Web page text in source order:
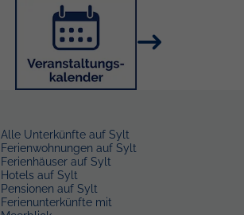
Alle Unterkünfte auf Sylt
Ferienwohnungen auf Sylt
Ferienhäuser auf Sylt
Hotels auf Sylt
Pensionen auf Sylt
Ferienunterkünfte mit